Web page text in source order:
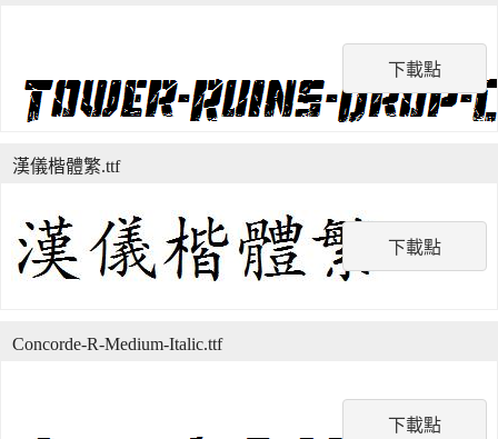
下載點
下載點
漢儀楷體繁.ttf
下載點
Concorde-R-Medium-Italic.ttf